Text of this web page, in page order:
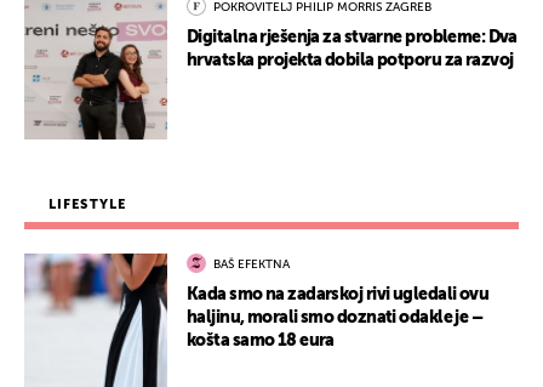
POKROVITELJ PHILIP MORRIS ZAGREB
Digitalna rješenja za stvarne probleme: Dva
hrvatska projekta dobila potporu za razvoj
LIFESTYLE
BAŠ EFEKTNA
Kada smo na zadarskoj rivi ugledali ovu
haljinu, morali smo doznati odakle je –
košta samo 18 eura